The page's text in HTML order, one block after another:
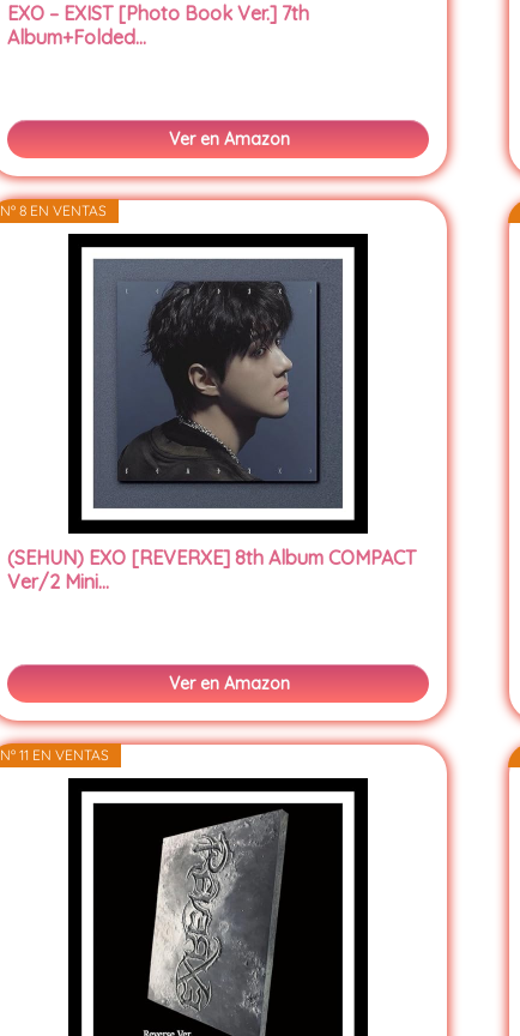
EXO – EXIST [Photo Book Ver.] 7th
Album+Folded...
Ver en Amazon
Nº 8 EN VENTAS
(SEHUN) EXO [REVERXE] 8th Album COMPACT
Ver/2 Mini...
Ver en Amazon
Nº 11 EN VENTAS